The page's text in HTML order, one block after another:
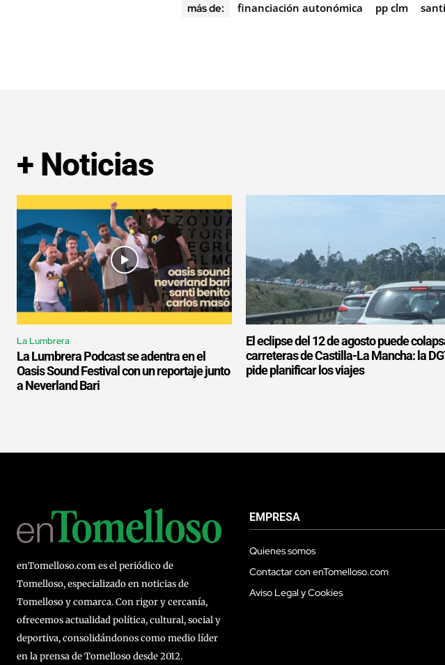
más de: financiación autonómica pp clm
+ Noticias
La Lumbrera
La Lumbrera Podcast se adentra en el
Oasis Sound Festival con un reportaje junto
a Neverland Bari
El eclipse del 12 de agosto puede
carreteras de Castilla-La Mancha: la
pide planificar los viajes
enTomelloso.com es el periódico de
Tomelloso, especializado en noticias de
Tomelloso y comarca. Con rigor y cercanía,
ofrecemos actualidad política, cultural, social y
deportiva, consolidándonos como medio líder
en la prensa de Tomelloso desde 2012.
EMPRESA
Quienes somos
Contactar con enTomelloso.com
Aviso Legal y Cookies